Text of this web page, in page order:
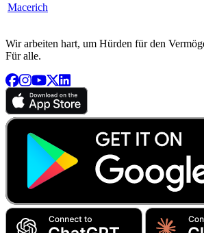
Macerich
Wir arbeiten hart, um Hürden für den
Für alle.